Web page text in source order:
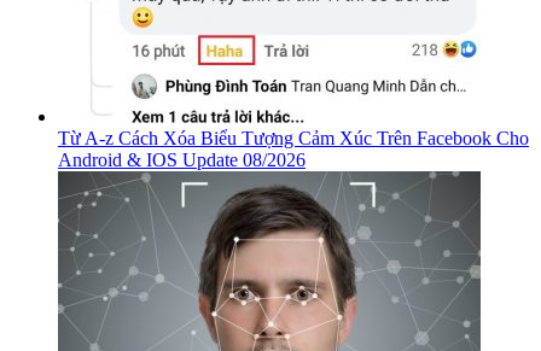
Từ A-z Cách Xóa Biểu Tượng Cảm Xúc Trên Facebook Cho
Android & IOS Update 08/2026